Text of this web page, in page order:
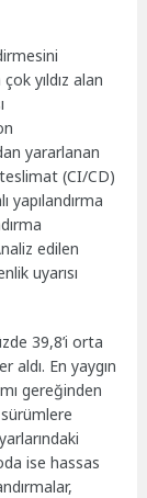
yıldız alan
yararlanan
(CI/CD)
edilen
uyarısı
39,8’i orta
aldı. En yaygın
gereğinden
sürümlere
ise hassas